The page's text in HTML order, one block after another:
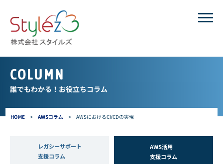
HOME > AWSコラム > AWSにおけるCI/CDの実現
COLUMN
誰でもわかる！お役立ちコラム
レガシーサポート
支援コラム
AWS活用
支援コラム